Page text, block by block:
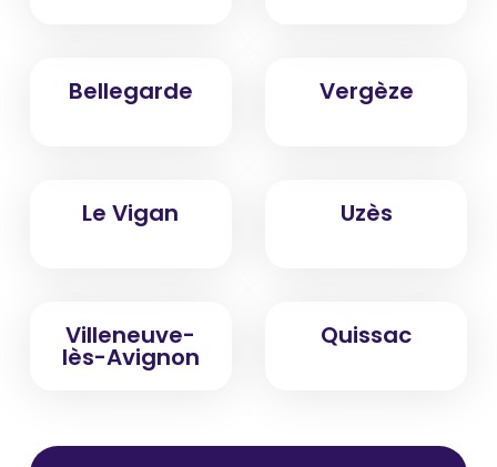
Bellegarde Vergèze
Le Vigan Uzès
Villeneuve-
lès-Avignon
Quissac